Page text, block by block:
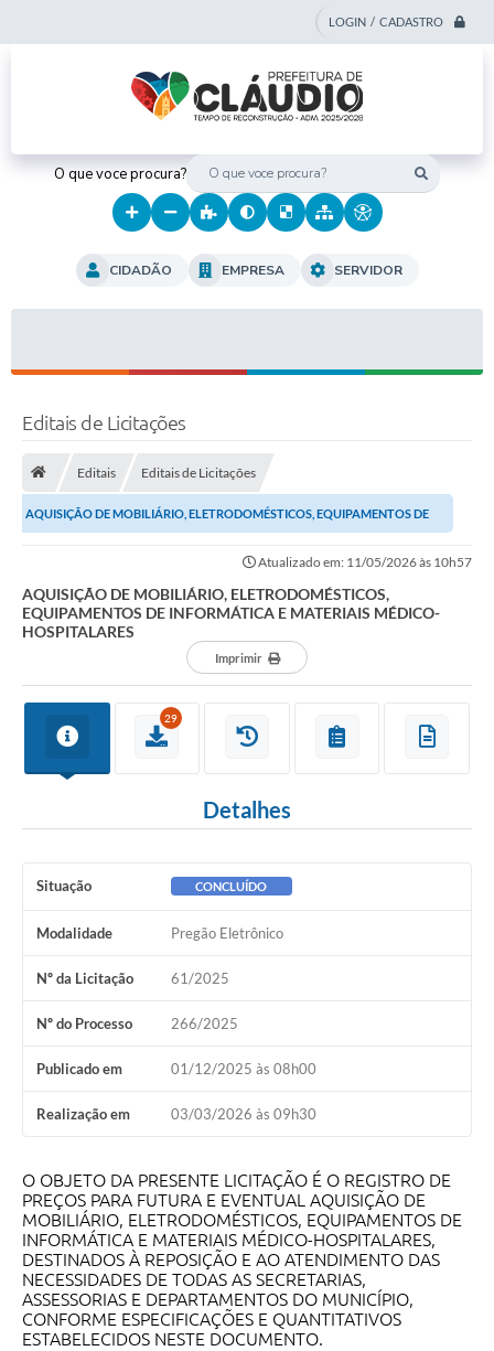
LOGIN / CADASTRO
O que voce procura?
CIDADÃO EMPRESA SERVIDOR
Editais de Licitações
Editais Editais de Licitações
AQUISIÇÃO DE MOBILIÁRIO, ELETRODOMÉSTICOS, EQUIPAMENTOS DE
INFORMÁTICA E MATERIAIS MÉDICO-HOSPITALARES
Atualizado em: 11/05/2026 às 10h57
AQUISIÇÃO DE MOBILIÁRIO, ELETRODOMÉSTICOS,
EQUIPAMENTOS DE INFORMÁTICA E MATERIAIS MÉDICO-
HOSPITALARES
Imprimir
29
Detalhes
Situação CONCLUÍDO
Modalidade Pregão Eletrônico
Nº da Licitação 61/2025
Nº do Processo 266/2025
Publicado em 01/12/2025 às 08h00
Realização em 03/03/2026 às 09h30
O OBJETO DA PRESENTE LICITAÇÃO É O REGISTRO DE
PREÇOS PARA FUTURA E EVENTUAL AQUISIÇÃO DE
MOBILIÁRIO, ELETRODOMÉSTICOS, EQUIPAMENTOS DE
INFORMÁTICA E MATERIAIS MÉDICO-HOSPITALARES,
DESTINADOS À REPOSIÇÃO E AO ATENDIMENTO DAS
NECESSIDADES DE TODAS AS SECRETARIAS,
ASSESSORIAS E DEPARTAMENTOS DO MUNICÍPIO,
CONFORME ESPECIFICAÇÕES E QUANTITATIVOS
ESTABELECIDOS NESTE DOCUMENTO.